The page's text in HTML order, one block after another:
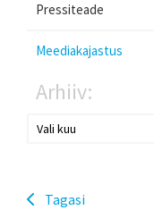
Pressiteade
Meediakajastus
Arhiiv:
Tagasi